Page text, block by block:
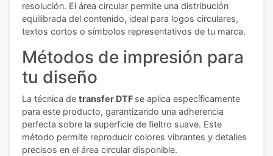
resolución. El área circular permite una distribución
equilibrada del contenido, ideal para logos circulares,
textos cortos o símbolos representativos de tu marca.
Métodos de impresión para
tu diseño
La técnica de transfer DTF se aplica específicamente
para este producto, garantizando una adherencia
perfecta sobre la superficie de fieltro suave. Este
método permite reproducir colores vibrantes y detalles
precisos en el área circular disponible.